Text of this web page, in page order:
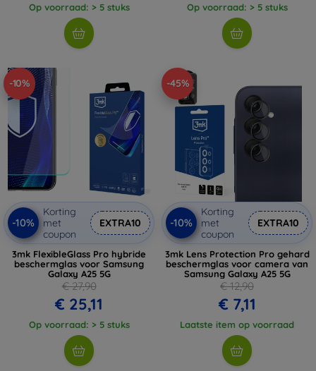
Op voorraad: > 5 stuks Op voorraad: > 5 stuks
-10%
-10%
Korting
met
coupon
EXTRA10
3mk FlexibleGlass Pro hybride
beschermglas voor Samsung
Galaxy A25 5G
€ 27,90
€ 25,11
Op voorraad: > 5 stuks
-45%
-10%
Korting
met
coupon
EXTRA10
3mk Lens Protection Pro gehard
beschermglas voor camera van
Samsung Galaxy A25 5G
€ 12,90
€ 7,11
Laatste item op voorraad